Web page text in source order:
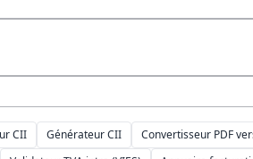
CII Générateur CII Convertisseur PDF